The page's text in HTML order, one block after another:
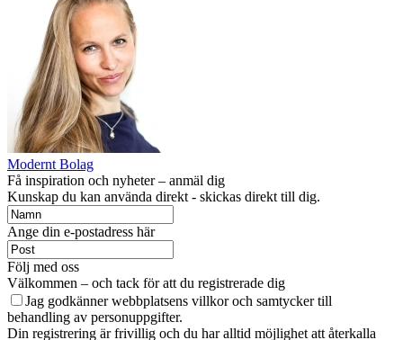
Modernt Bolag
Få inspiration och nyheter – anmäl dig
Kunskap du kan använda direkt - skickas direkt till dig.
Ange din e-postadress här
Följ med oss
Välkommen – och tack för att du registrerade dig
Jag godkänner webbplatsens villkor och samtycker till
behandling av personuppgifter.
Din registrering är frivillig och du har alltid möjlighet att återkalla